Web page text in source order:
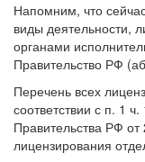
Напомним, что
виды деятельности,
органами
Правительство РФ
Перечень всех
соответствии с п. 1
Правительства РФ
лицензирования